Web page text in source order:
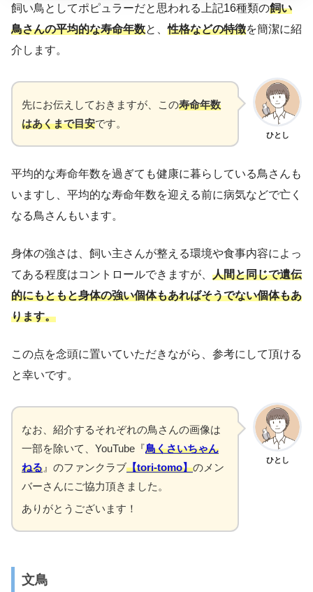
飼い鳥としてポピュラーだと思われる上記16種類の飼い
鳥さんの平均的な寿命年数と、性格などの特徴を簡潔に紹
介します。
ひとし
先にお伝えしておきますが、この寿命年数
はあくまで目安です。
平均的な寿命年数を過ぎても健康に暮らしている鳥さんも
いますし、平均的な寿命年数を迎える前に病気などで亡く
なる鳥さんもいます。
身体の強さは、飼い主さんが整える環境や食事内容によっ
てある程度はコントロールできますが、 人間と同じで遺伝
的にもともと身体の強い個体もあればそうでない個体もあ
ります。
この点を念頭に置いていただきながら、参考にして頂ける
と幸いです。
ひとし
なお、紹介するそれぞれの鳥さんの画像は
一部を除いて、YouTube『鳥くさいちゃん
ねる 』のファンクラブ【tori-tomo】のメン
バーさんにご協力頂きました。
ありがとうございます！
文鳥